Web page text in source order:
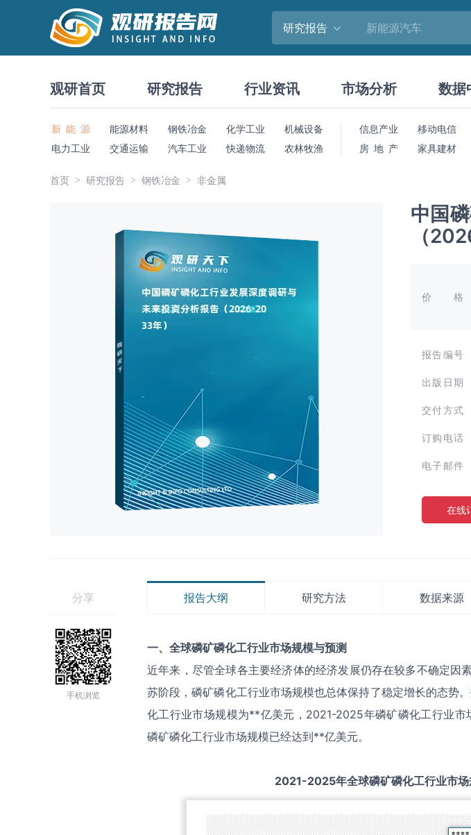
研究报告
观研首页 研究报告 行业资讯 市场分析 数据
新 能 源 能源材料 钢铁冶金 化学工业
机械设备
电力工业
交通运输 汽车工业 快递物流 农林牧渔
信息产业 移动电信
房 地 产
家具建材
首页 研究报告 钢铁冶金 非金属
中国
（
价格
报告编号
出版日期
交付方式
订购电话
电子邮件
在线
分享
手机浏览
报告大纲 研究方法 数据来源
一、全球磷矿磷化工行业市场规模与预测
近年来，尽管全球各主要经济体的经济发展仍存在较多不确定因
苏阶段，磷矿磷化工行业市场规模也总体保持了稳定增长的态势
化工行业市场规模为**亿美元，2021-2025年磷矿磷化工行业
磷矿磷化工行业市场规模已经达到**亿美元。
2021-2025年全球磷矿磷化工行业市